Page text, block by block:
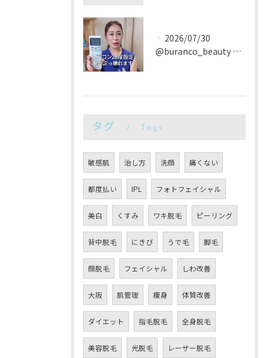
2026/07/30
@buranco_beauty 歴12年の知見と根本美容💆‍...
タグ Tags
敏感肌 治し方 洗顔 痛くない
都度払い IPL フォトフェイシャル
美白 くすみ ワキ脱毛 ピーリング
背中脱毛 にきび うで毛 脚毛
顔脱毛 フェイシャル しわ改善
大阪 肌管理 痩身 体質改善
ダイエット 指毛脱毛 全身脱毛
美容脱毛 光脱毛 レーザー脱毛